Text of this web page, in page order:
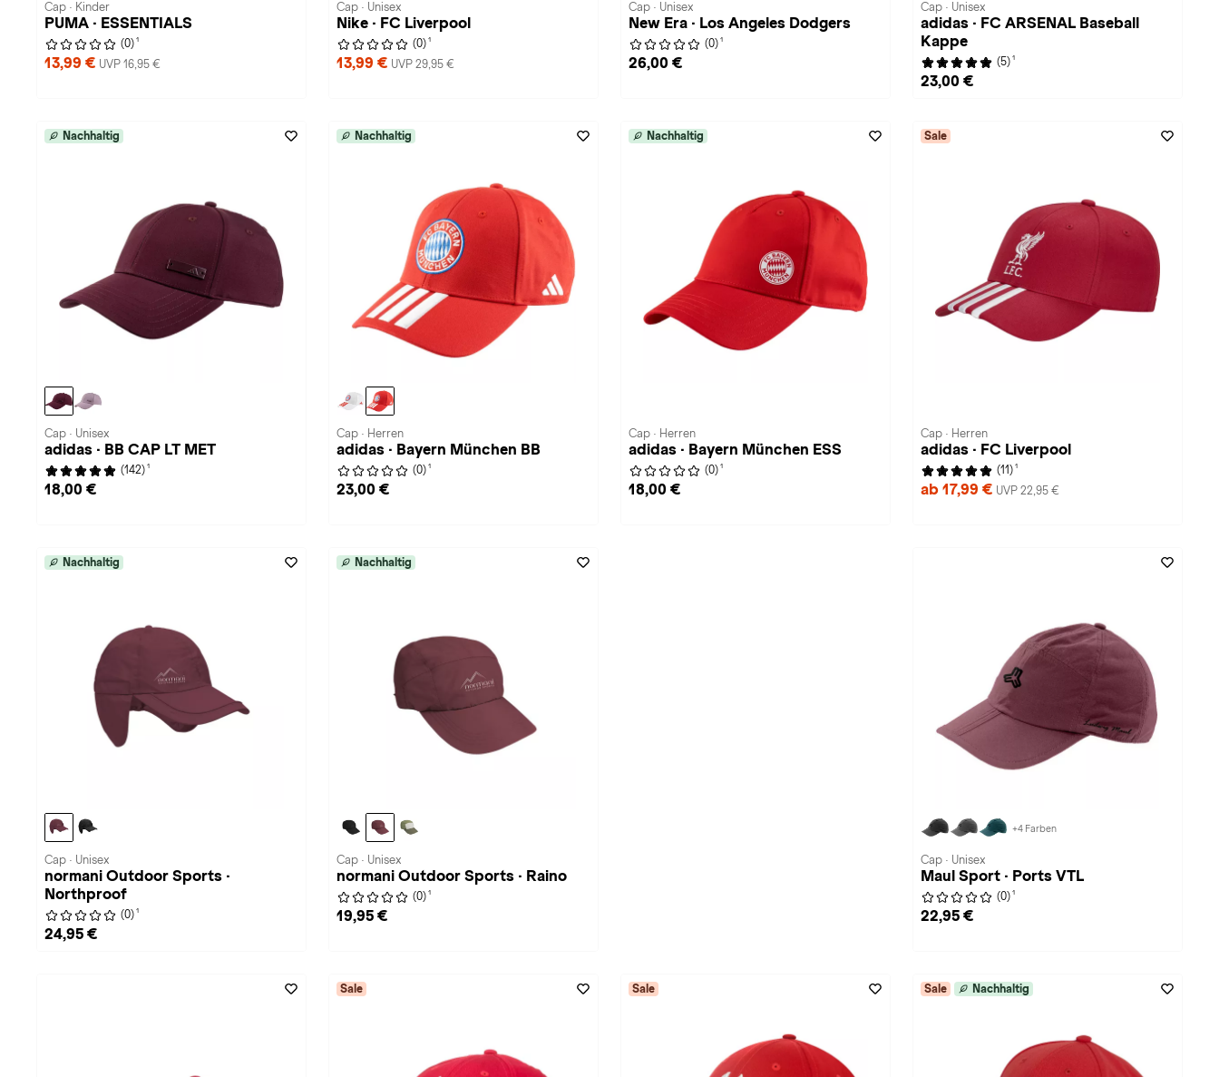
Cap · Kinder
PUMA · ESSENTIALS
(0) 1
13,99 € UVP 16,95 €
Cap · Unisex
Nike · FC Liverpool
(0) 1
13,99 € UVP 29,95 €
Cap · Unisex
New Era · Los Angeles Dodgers
(0) 1
26,00 €
Cap · Unisex
adidas · FC ARSENAL Baseball
Kappe
(5) 1
23,00 €
Nachhaltig
Cap · Unisex
adidas · BB CAP LT MET
(142) 1
18,00 €
Nachhaltig
Cap · Herren
adidas · Bayern München BB
(0) 1
23,00 €
Nachhaltig
Cap · Herren
adidas · Bayern München ESS
(0) 1
18,00 €
Sale
Cap · Herren
adidas · FC Liverpool
(11) 1
ab 17,99 € UVP 22,95 €
Nachhaltig
Cap · Unisex
normani Outdoor Sports ·
Northproof
(0) 1
24,95 €
Nachhaltig
Cap · Unisex
normani Outdoor Sports · Raino
(0) 1
19,95 €
+4 Farben
Cap · Unisex
Maul Sport · Ports VTL
(0) 1
22,95 €
Sale Sale Sale Nachhaltig